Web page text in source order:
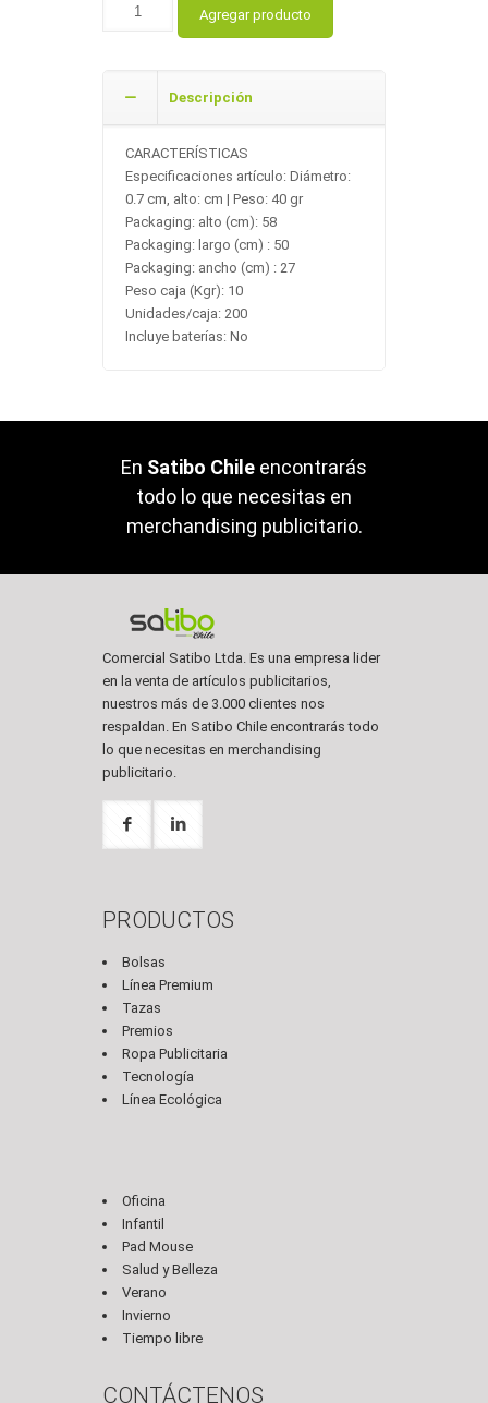
Agregar producto
Descripción
CARACTERÍSTICAS
Especificaciones artículo: Diámetro:
0.7 cm, alto: cm | Peso: 40 gr
Packaging: alto (cm): 58
Packaging: largo (cm) : 50
Packaging: ancho (cm) : 27
Peso caja (Kgr): 10
Unidades/caja: 200
Incluye baterías: No
En Satibo Chile encontrarás
todo lo que necesitas en
merchandising publicitario.
Comercial Satibo Ltda. Es una empresa lider
en la venta de artículos publicitarios,
nuestros más de 3.000 clientes nos
respaldan. En Satibo Chile encontrarás todo
lo que necesitas en merchandising
publicitario.
PRODUCTOS
Bolsas
Línea Premium
Tazas
Premios
Ropa Publicitaria
Tecnología
Línea Ecológica
Oficina
Infantil
Pad Mouse
Salud y Belleza
Verano
Invierno
Tiempo libre
CONTÁCTENOS